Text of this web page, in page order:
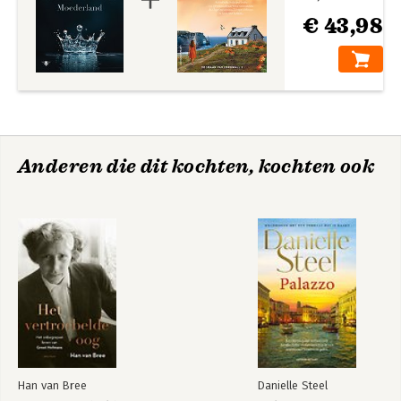
€ 43,98
Anderen die dit kochten, kochten ook
Han van Bree Danielle Steel